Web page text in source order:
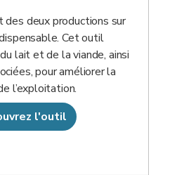
des deux productions sur
Cet outil
lait et de la viande, ainsi
pour améliorer la
l’exploitation.
l'outil